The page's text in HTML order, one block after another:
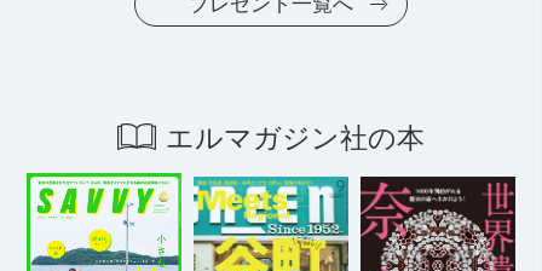
エルマガジン社の本